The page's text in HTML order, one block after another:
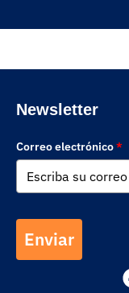
Newsletter
Correo electrónico*
Enviar